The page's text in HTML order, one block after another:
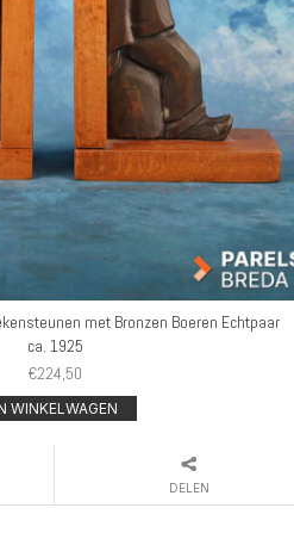
met Bronzen Boeren Echtpaar
ca. 1925
€224,50
WINKELWAGEN
DELEN